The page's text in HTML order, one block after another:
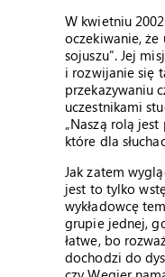
W kwietniu
oczekiwanie,
sojuszu”. Jej
i rozwijanie się
przekazywaniu
uczestnikami
„Naszą rolą
które dla
Jak zatem
jest to tylko
wykładowcę
grupie jednej,
łatwe, bo
dochodzi do